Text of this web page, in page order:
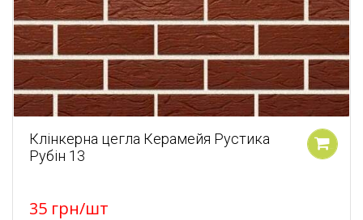
Клінкерна цегла Керамейя Рустика
Рубін 13
35 грн/шт